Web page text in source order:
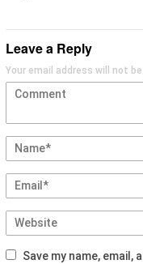
Leave a Reply
Your email address will not
Save my name,